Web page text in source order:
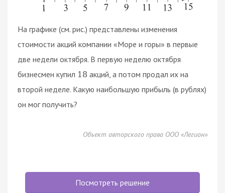
На графике (см. рис.) представлены изменения
стоимости акций компании «Море и горы» в первые
две недели октября. В первую неделю октября
бизнесмен купил 18 акций, а потом продал их на
второй неделе. Какую наибольшую прибыль (в рублях)
он мог получить?
Объект авторского права ООО «Легион»
Посмотреть решение